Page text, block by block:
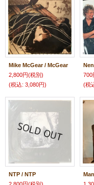
Mike McGear / McGear
2,800円(税別)
(税込: 3,080円)
700
(税
NTP / NTP